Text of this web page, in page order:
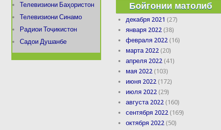
Телевизиони Баҳористон
Телевизиони Синамо
Радиои Тоҷикистон
Садои Душанбе
Бойгонии матолиб
декабря 2021 (27)
января 2022 (38)
февраля 2022 (16)
марта 2022 (20)
апреля 2022 (41)
мая 2022 (103)
июня 2022 (172)
июля 2022 (29)
августа 2022 (160)
сентября 2022 (169)
октября 2022 (50)